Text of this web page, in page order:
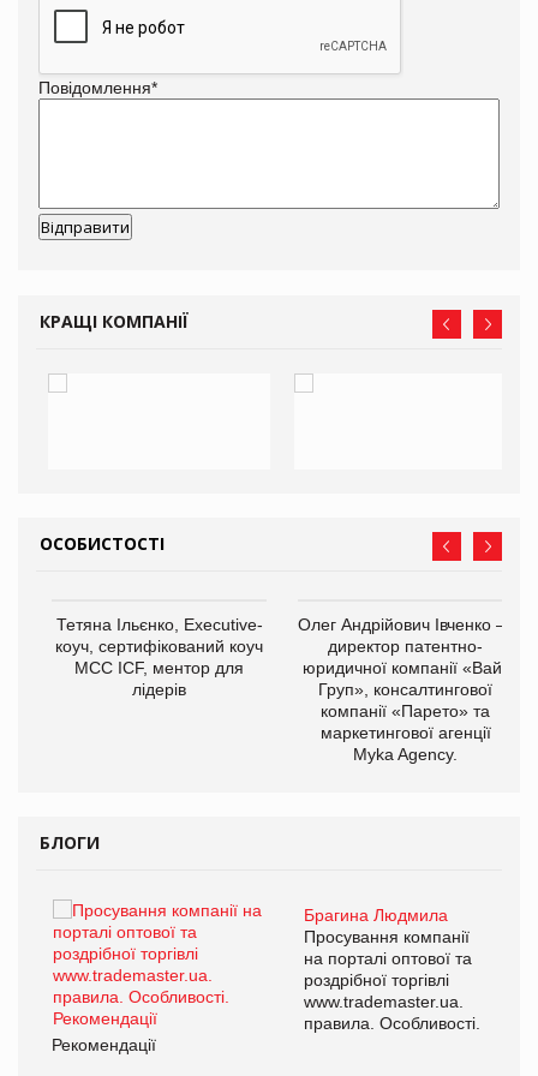
Повідомлення*
КРАЩІ КОМПАНІЇ
ОСОБИСТОСТІ
Тетяна Ільєнко, Executive-
коуч, сертифікований коуч
МСС ICF, ментор для
лідерів
Олег Андрійович Івченко —
директор патентно-
юридичної компанії «Вайз
Груп», консалтингової
компанії «Парето» та
маркетингової агенції
Myka Agency.
БЛОГИ
Брагина Людмила
Просування компанії
на порталі оптової та
роздрібної торгівлі
www.trademaster.ua.
правила. Особливості.
Рекомендації